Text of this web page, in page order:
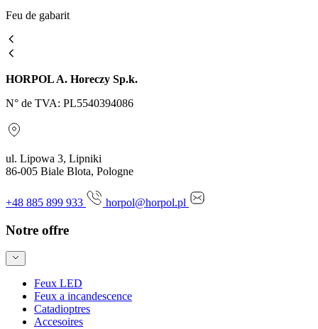
Feu de gabarit
HORPOL A. Horeczy Sp.k.
N° de TVA: PL5540394086
ul. Lipowa 3, Lipniki
86-005 Biale Blota, Pologne
+48 885 899 933 horpol@horpol.pl
Notre offre
Feux LED
Feux a incandescence
Catadioptres
Accesoires